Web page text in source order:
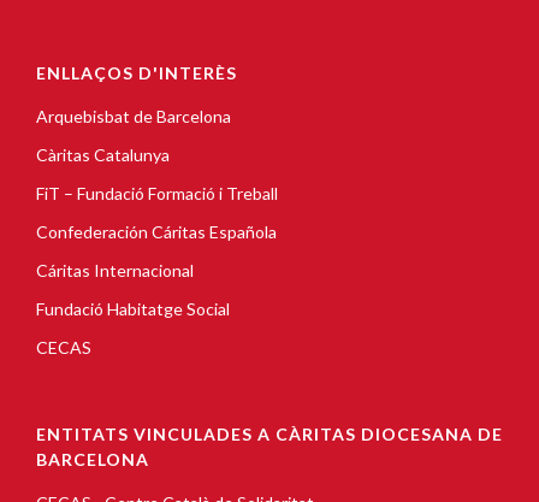
ENLLAÇOS D'INTERÈS
Arquebisbat de Barcelona
Càritas Catalunya
FiT – Fundació Formació i Treball
Confederación Cáritas Española
Cáritas Internacional
Fundació Habitatge Social
CECAS
ENTITATS VINCULADES A CÀRITAS DIOCESANA DE
BARCELONA